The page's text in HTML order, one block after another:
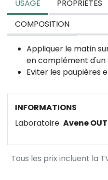
USAGE PROPRIÉTÉS
COMPOSITION
Appliquer le matin
en complément d'un
Eviter les paupières
INFORMATIONS
Laboratoire Avene OUT
Tous les prix incluent la